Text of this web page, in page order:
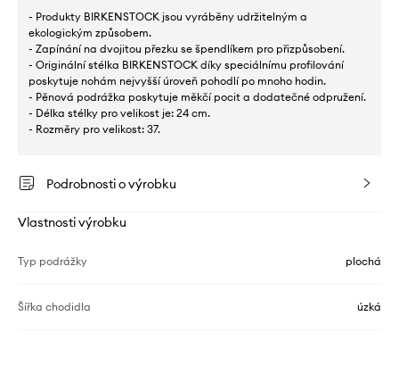
- Produkty BIRKENSTOCK jsou vyráběny udržitelným a
ekologickým způsobem.
- Zapínání na dvojitou přezku se špendlíkem pro přizpůsobení.
- Originální stélka BIRKENSTOCK díky speciálnímu profilování
poskytuje nohám nejvyšší úroveň pohodlí po mnoho hodin.
- Pěnová podrážka poskytuje měkčí pocit a dodatečné odpružení.
- Délka stélky pro velikost je: 24 cm.
- Rozměry pro velikost: 37.
Podrobnosti o výrobku
Vlastnosti výrobku
Typ podrážky plochá
Šířka chodidla úzká